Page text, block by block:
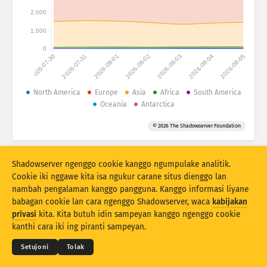
Set data
Wates
Tumpang tindih
Anyari Reset
Undhuh minangka PNG
2026-07-30 2026-07-31 2026-08-01 2026-08-02 2026-08-03 2026-08-04 2026-08-05
0
1,000
2,000
North America Europe Asia Africa
South America
Oceania
Antarctica
© 2026 The Shadowserver Foundation
© 2026THE SHADOWSERVER FOUNDATION
Sarat & Katentuan
Kontak Kita Kredit
Shadowserver ngenggo cookie kanggo ngumpulake analitik.
Cookie iki nggawe kita isa ngukur carane situs dienggo lan
nambah pengalaman kanggo pangguna. Kanggo informasi liyane
babagan cookie lan cara ngenggo Shadowserver, waca kabijakan
privasi kita. Kita butuh idin sampeyan kanggo ngenggo cookie
kanthi cara iki ing piranti sampeyan.
Setujoni Tolak